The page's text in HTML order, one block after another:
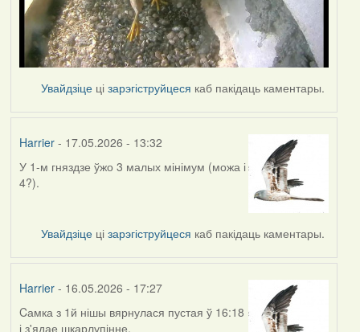
Увайдзіце цізарэгіструйцеся каб пакідаць каментары.
Harrier- 17.05.2026 - 13:32
У 1-м гняздзе ўжо 3 малых мінімум (можа і
4?).
Увайдзіце цізарэгіструйцеся каб пакідаць каментары.
Harrier- 16.05.2026 - 17:27
Cамка з 1й нішы вярнулася пустая ў 16:18
і з'ядае шкарлупінне.